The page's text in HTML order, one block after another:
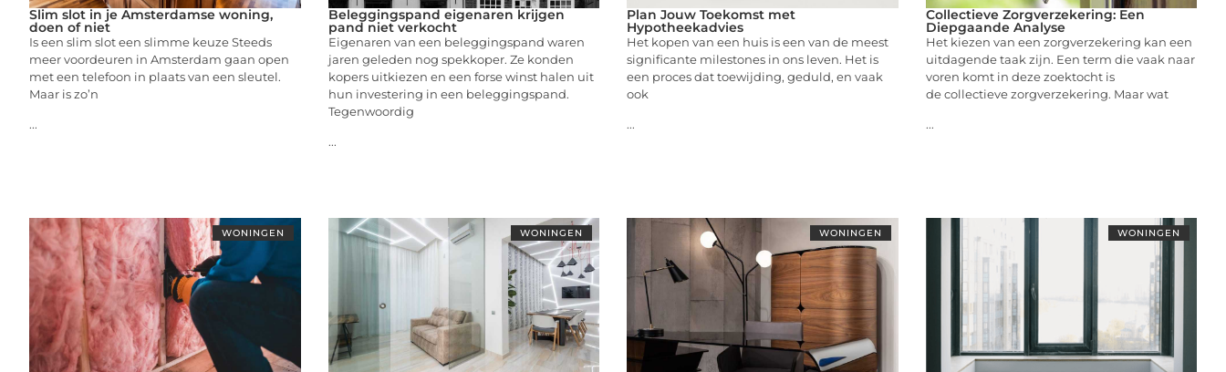
Slim slot in je Amsterdamse woning,
doen of niet
Is een slim slot een slimme keuze Steeds
meer voordeuren in Amsterdam gaan open
met een telefoon in plaats van een sleutel.
Maar is zo’n
...
Beleggingspand eigenaren krijgen
pand niet verkocht
Eigenaren van een beleggingspand waren
jaren geleden nog spekkoper. Ze konden
kopers uitkiezen en een forse winst halen uit
hun investering in een beleggingspand.
Tegenwoordig
...
Plan Jouw Toekomst met
Hypotheekadvies
Het kopen van een huis is een van de meest
significante milestones in ons leven. Het is
een proces dat toewijding, geduld, en vaak
ook
...
Collectieve Zorgverzekering: Een
Diepgaande Analyse
Het kiezen van een zorgverzekering kan een
uitdagende taak zijn. Een term die vaak naar
voren komt in deze zoektocht is
de collectieve zorgverzekering. Maar wat
...
WONINGEN WONINGEN WONINGEN WONINGEN